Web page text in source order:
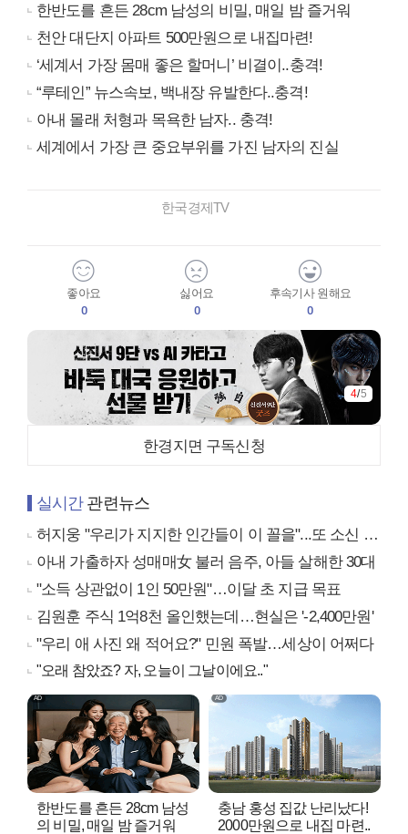
한반도를 흔든 28cm 남성의 비밀, 매일 밤 즐거워
천안 대단지 아파트 500만원으로 내집마련!
‘세계서 가장 몸매 좋은 할머니’ 비결이..충격!
“루테인” 뉴스속보, 백내장 유발한다..충격!
아내 몰래 처형과 목욕한 남자.. 충격!
세계에서 가장 큰 중요부위를 가진 남자의 진실
한국경제TV
좋아요
0
싫어요
0
후속기사 원해요
0
4/5
한경지면 구독신청
실시간관련뉴스
허지웅 "우리가 지지한 인간들이 이 꼴을"...또 소신 발언
아내 가출하자 성매매女 불러 음주, 아들 살해한 30대
"소득 상관없이 1인 50만원"…이달 초 지급 목표
김원훈 주식 1억8천 올인했는데…현실은 '-2,400만원'
"우리 애 사진 왜 적어요?" 민원 폭발…세상이 어쩌다
"오래 참았죠? 자, 오늘이 그날이에요.."
한반도를 흔든 28cm 남성
의 비밀, 매일 밤 즐거워
충남 홍성 집값 난리났다!
2000만원으로 내집 마련..